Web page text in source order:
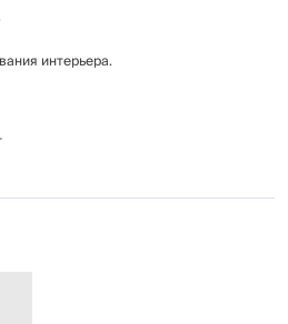
интерьера.